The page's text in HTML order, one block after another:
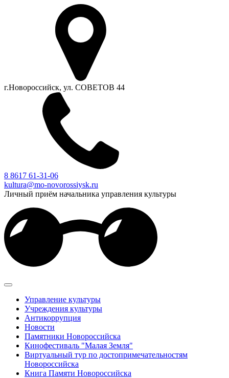
г.Новороссийск, ул. СОВЕТОВ 44
8 8617 61-31-06
kultura@mo-novorossiysk.ru
Личный приём начальника управления культуры
Управление культуры
Учреждения культуры
Антикоррупция
Новости
Памятники Новороссийска
Кинофестиваль "Малая Земля"
Виртуальный тур по достопримечательностям
Новороссийска
Книга Памяти Новороссийска